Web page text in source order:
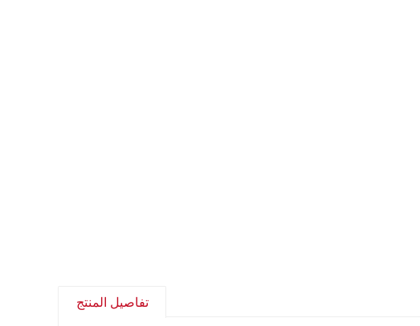
تفاصيل المنتج